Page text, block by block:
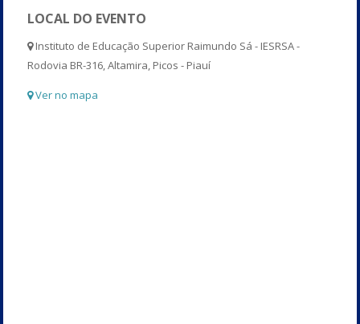
LOCAL DO EVENTO
Instituto de Educação Superior Raimundo Sá - IESRSA -
Rodovia BR-316, Altamira, Picos - Piauí
Ver no mapa